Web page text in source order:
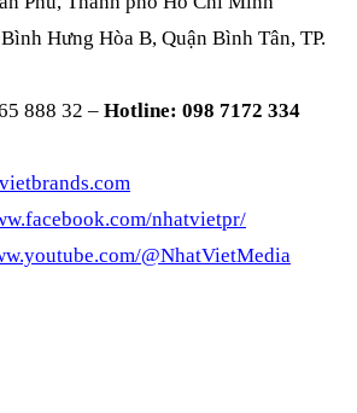
Hưng Hòa B, Quận Bình Tân, TP.
888 32 – Hotline: 098 7172 334
nhatvietpr/
@NhatVietMedia